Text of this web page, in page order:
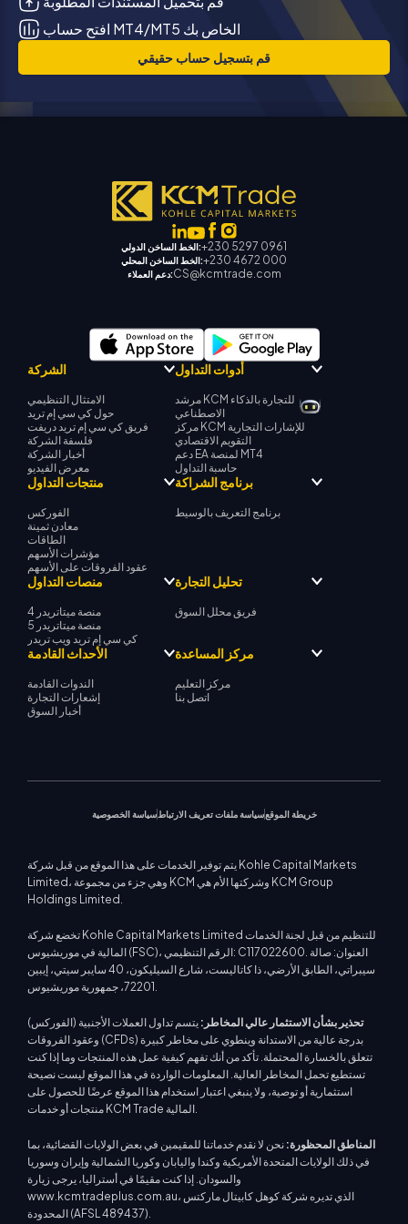
افتح حساب MT4/MT5 الخاص بك
قم بتسجيل حساب حقيقي
الخط الساخن الدولي:+230 5297 0961
الخط الساخن المحلي:+230 4672 000
دعم العملاء:CS@kcmtrade.com
الشركة
الامتثال التنظيمي
حول كي سي إم تريد
فريق كي سي إم تريد دريفت
فلسفة الشركة
أخبار الشركة
معرض الفيديو
أدوات التداول
مرشد KCM للتجارة بالذكاء
الاصطناعي
مركز KCM للإشارات التجارية
التقويم الاقتصادي
دعم EA لمنصة MT4
حاسبة التداول
منتجات التداول
الفوركس
معادن ثمينة
الطاقات
مؤشرات الأسهم
عقود الفروقات على الأسهم
برنامج الشراكة
برنامج التعريف بالوسيط
منصات التداول
منصة ميتاتريدر 4
منصة ميتاتريدر 5
كي سي إم تريد ويب تريدر
تحليل التجارة
فريق محلل السوق
الأحداث القادمة
الندوات القادمة
إشعارات التجارة
أخبار السوق
مركز المساعدة
مركز التعليم
اتصل بنا
سياسة الخصوصية سياسة ملفات تعريف الارتباط خريطة الموقع
يتم توفير الخدمات على هذا الموقع من قبل شركة Kohle Capital Markets
Limited، وهي جزء من مجموعة KCM وشركتها الأم هي KCM Group
Holdings Limited.
تخضع شركة Kohle Capital Markets Limited للتنظيم من قبل لجنة الخدمات
المالية في موريشيوس (FSC)، الرقم التنظيمي: C117022600. العنوان: صالة
سيبراتي، الطابق الأرضي، ذا كاتاليست، شارع السيليكون، 40 سايبر سيتي، إيبين
72201، جمهورية موريشيوس.
تحذير بشأن الاستثمار عالي المخاطر: يتسم تداول العملات الأجنبية (الفوركس)
وعقود الفروقات (CFDs) بدرجة عالية من الاستدانة وينطوي على مخاطر كبيرة
تتعلق بالخسارة المحتملة. تأكد من أنك تفهم كيفية عمل هذه المنتجات وما إذا كنت
تستطيع تحمل المخاطر العالية. المعلومات الواردة في هذا الموقع ليست نصيحة
استثمارية أو توصية، ولا ينبغي اعتبار استخدام هذا الموقع عرضًا للحصول على
منتجات أو خدمات KCM Trade المالية.
المناطق المحظورة: نحن لا نقدم خدماتنا للمقيمين في بعض الولايات القضائية، بما
في ذلك الولايات المتحدة الأمريكية وكندا واليابان وكوريا الشمالية وإيران وسوريا
والسودان. إذا كنت مقيمًا في أستراليا، يرجى زيارة
www.kcmtradeplus.com.au، الذي تديره شركة كوهل كابيتال ماركتس
المحدودة (AFSL 489437).